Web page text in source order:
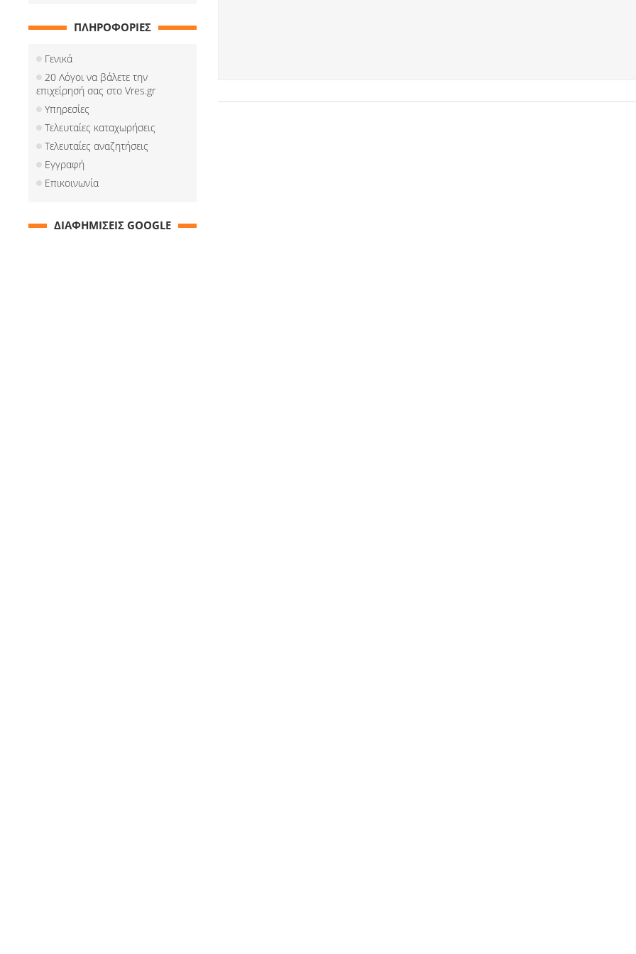
ΠΛΗΡΟΦΟΡΙΕΣ
Γενικά
20 Λόγοι να βάλετε την
επιχείρησή σας στο Vres.gr
Υπηρεσίες
Τελευταίες καταχωρήσεις
Τελευταίες αναζητήσεις
Εγγραφή
Επικοινωνία
ΔΙΑΦΗΜΙΣΕΙΣ GOOGLE